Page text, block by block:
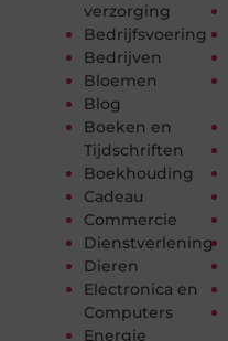
verzorging
Bedrijfsvoering
Bedrijven
Bloemen
Blog
Boeken en
Tijdschriften
Boekhouding
Cadeau
Commercie
Dienstverlening
Dieren
Electronica en
Computers
Energie